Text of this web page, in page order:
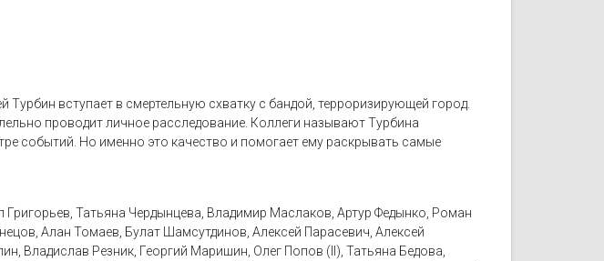
вступает в смертельную схватку с бандой, терроризирующей город.
проводит личное расследование. Коллеги называют Турбина
событий. Но именно это качество и помогает ему раскрывать самые
Татьяна Чердынцева, Владимир Маслаков, Артур Федынко, Роман
Алан Томаев, Булат Шамсутдинов, Алексей Парасевич, Алексей
Владислав Резник, Георгий Маришин, Олег Попов (II), Татьяна Бедова,